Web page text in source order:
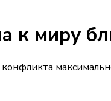
к миру